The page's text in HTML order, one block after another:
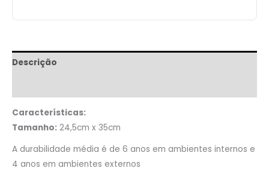
Descrição
Características:
Tamanho: 24,5cm x 35cm
A durabilidade média é de 6 anos em ambientes internos e
4 anos em ambientes externos